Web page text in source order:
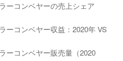
ーコンベヤーの売上シェア
ーコンベヤー収益：2020年 VS
ーコンベヤー販売量（2020